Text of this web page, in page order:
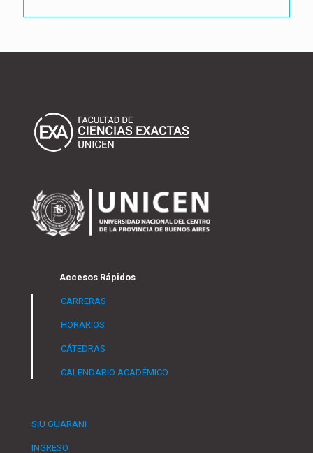
Accesos Rápidos
CARRERAS
HORARIOS
CÁTEDRAS
CALENDARIO ACADÉMICO
SIU GUARANI
INGRESO